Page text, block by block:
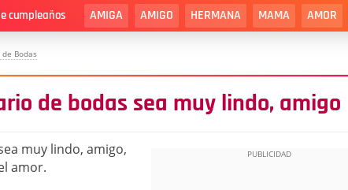
cumpleaños AMIGA AMIGO HERMANA MAMA AMOR
Bodas
de bodas sea muy lindo, amigo
muy lindo, amigo,
amor.